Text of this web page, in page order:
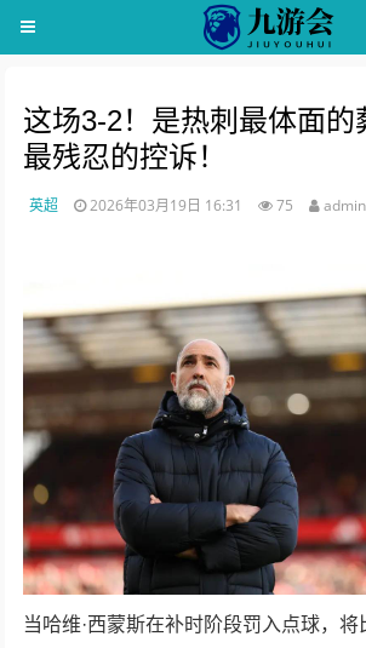
这场3-2！是热刺最体面的
最残忍的控诉！
英超 2026年03月19日 16:31 75 admin
当哈维·西蒙斯在补时阶段罚入点球，将